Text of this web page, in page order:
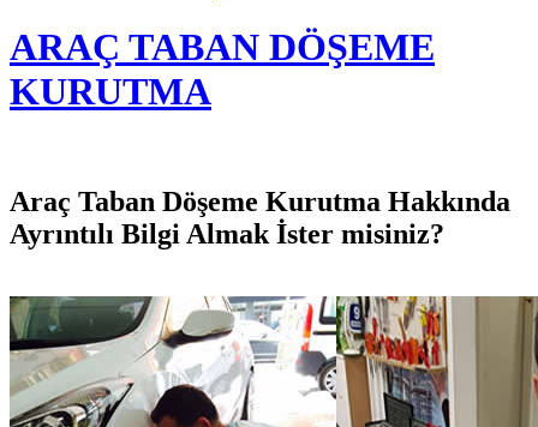
ARAÇ TABAN DÖŞEME
KURUTMA
Araç Taban Döşeme Kurutma Hakkında
Ayrıntılı Bilgi Almak İster misiniz?